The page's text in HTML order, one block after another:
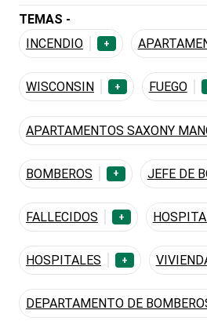
TEMAS -
INCENDIO
+
WISCONSIN + FUEGO
APARTAMENTOS SAXONY
BOMBEROS + JEFE DE
FALLECIDOS +
HOSPITALES +
DEPARTAMENTO DE